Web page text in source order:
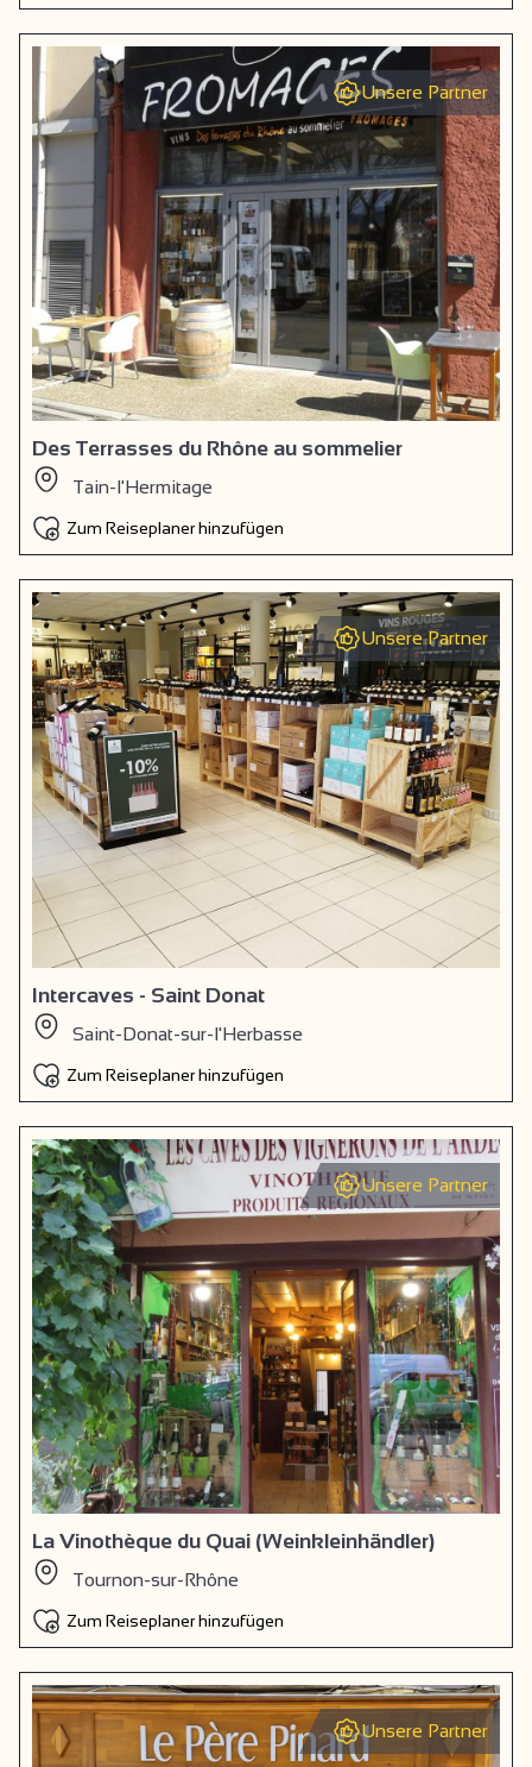
Unsere Partner
Des Terrasses du Rhône au sommelier
Tain-l'Hermitage
Zum Reiseplaner hinzufügen
Unsere Partner
Intercaves - Saint Donat
Saint-Donat-sur-l'Herbasse
Zum Reiseplaner hinzufügen
Unsere Partner
La Vinothèque du Quai (Weinkleinhändler)
Tournon-sur-Rhône
Zum Reiseplaner hinzufügen
Unsere Partner